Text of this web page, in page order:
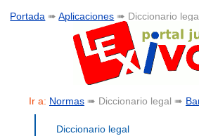
Portada ➠Aplicaciones ➠ Diccionario
Ir a: Normas ➠ Diccionario legal ➠
Diccionario legal